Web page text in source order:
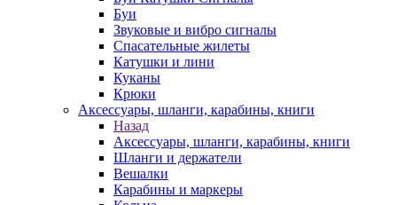
Буи
Звуковые и вибро сигналы
Спасательные жилеты
Катушки и лини
Куканы
Крюки
Аксессуары, шланги, карабины, книги
Назад
Аксессуары, шланги, карабины, книги
Шланги и держатели
Вешалки
Карабины и маркеры